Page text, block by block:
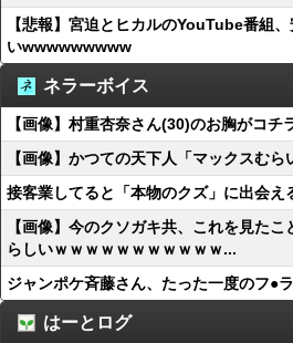
【悲報】宮迫とヒカルのYouTube番組
いwwwwwwwww
ネラーボイス
【画像】村重杏奈さん(30)のお胸がコ
【画像】かつての天下人「マックスむ
接客業してると「本物のクズ」に出会え
【画像】今のクソガキ共、これを見た
らしいｗｗｗｗｗｗｗｗｗｗｗ...
ジャンポケ斉藤さん、たった一度のフ●
はーとログ